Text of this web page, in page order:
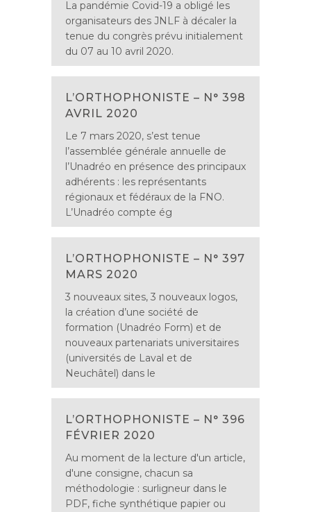
La pandémie Covid-19 a obligé les
organisateurs des JNLF à décaler la
tenue du congrès prévu initialement
du 07 au 10 avril 2020.
L’ORTHOPHONISTE – N° 398
AVRIL 2020
Le 7 mars 2020, s’est tenue
l’assemblée générale annuelle de
l’Unadréo en présence des principaux
adhérents : les représentants
régionaux et fédéraux de la FNO.
L’Unadréo compte ég
L’ORTHOPHONISTE – N° 397
MARS 2020
3 nouveaux sites, 3 nouveaux logos,
la création d’une société de
formation (Unadréo Form) et de
nouveaux partenariats universitaires
(universités de Laval et de
Neuchâtel) dans le
L’ORTHOPHONISTE – N° 396
FÉVRIER 2020
Au moment de la lecture d'un article,
d'une consigne, chacun sa
méthodologie : surligneur dans le
PDF, fiche synthétique papier ou